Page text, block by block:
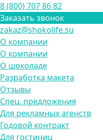
8 (800) 707 86 82
Заказать звонок
zakaz@shokolife.su
О компании
О компании
О шоколаде
Разработка макета
Отзывы
Спец. предложения
Для рекламных агенств
Годовой контракт
Для гостиниц